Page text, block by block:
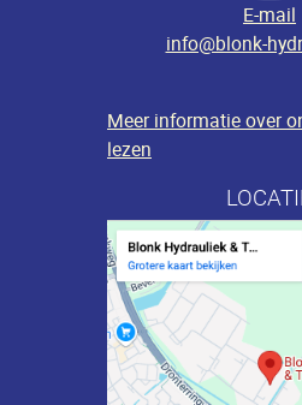
E-mail
info@blonk-
Meer informatie over
lezen